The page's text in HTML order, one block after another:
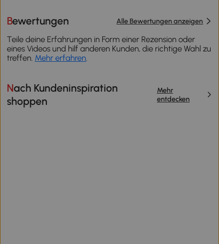
Bewertungen Alle Bewertungen anzeigen
Teile deine Erfahrungen in Form einer Rezension oder
eines Videos und hilf anderen Kunden, die richtige Wahl zu
treffen. Mehr erfahren
Nach Kundeninspiration
shoppen
Mehr
entdecken